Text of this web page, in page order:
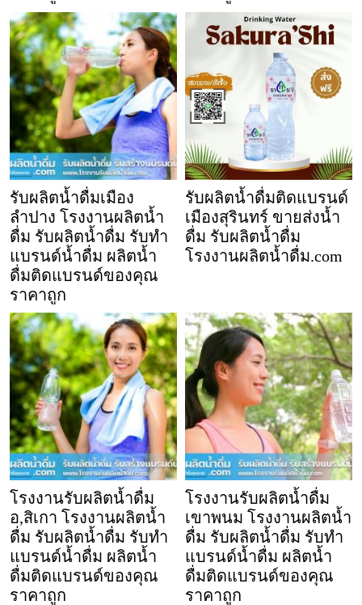
รับผลิตน้ำดื่มเมือง
ลำปาง โรงงานผลิตน้ำ
ดื่ม รับผลิตน้ำดื่ม รับทำ
แบรนด์น้ำดื่ม ผลิตน้ำ
ดื่มติดแบรนด์ของคุณ
ราคาถูก
รับผลิตน้ำดื่มติดแบรนด์
เมืองสุรินทร์ ขายส่งน้ำ
ดื่ม รับผลิตน้ำดื่ม
โรงงานผลิตน้ำดื่ม.com
โรงงานรับผลิตน้ำดื่ม
อ,สิเกา โรงงานผลิตน้ำ
ดื่ม รับผลิตน้ำดื่ม รับทำ
แบรนด์น้ำดื่ม ผลิตน้ำ
ดื่มติดแบรนด์ของคุณ
ราคาถูก
โรงงานรับผลิตน้ำดื่ม
เขาพนม โรงงานผลิตน้ำ
ดื่ม รับผลิตน้ำดื่ม รับทำ
แบรนด์น้ำดื่ม ผลิตน้ำ
ดื่มติดแบรนด์ของคุณ
ราคาถูก